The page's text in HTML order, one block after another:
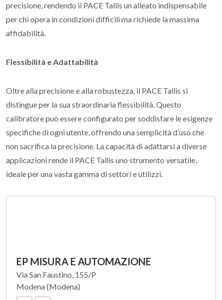
precisione, rendendo il PACE Tallis un alleato indispensabile
per chi opera in condizioni difficili ma richiede la massima
affidabilità.
Flessibilità e Adattabilità
Oltre alla precisione e alla robustezza, il PACE Tallis si
distingue per la sua straordinaria flessibilità. Questo
calibratore può essere configurato per soddisfare le esigenze
specifiche di ogni utente, offrendo una semplicità d’uso che
non sacrifica la precisione. La capacità di adattarsi a diverse
applicazioni rende il PACE Tallis uno strumento versatile,
ideale per una vasta gamma di settori e utilizzi.
EP MISURA E AUTOMAZIONE
Via San Faustino, 155/P
Modena (Modena)